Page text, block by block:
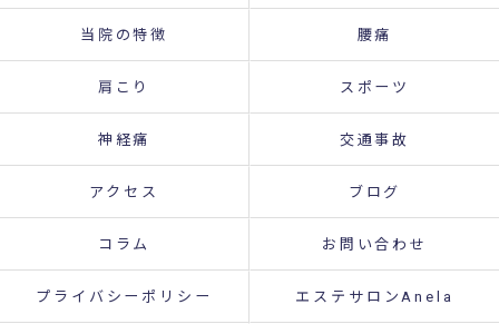
当院の特徴 腰痛
肩こり スポーツ
神経痛 交通事故
アクセス ブログ
コラム お問い合わせ
プライバシーポリシー エステサロンAnela